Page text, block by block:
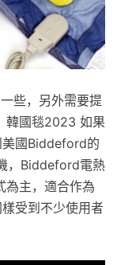
些，另外需要提
韓國毯2023 如果
美國Biddeford的
，Biddeford電熱
為主，適合作為
受到不少使用者